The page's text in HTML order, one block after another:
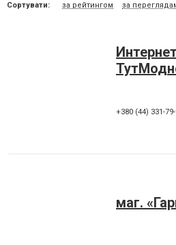
Сортувати: за рейтингом за
+380 (44) 331-
маг.